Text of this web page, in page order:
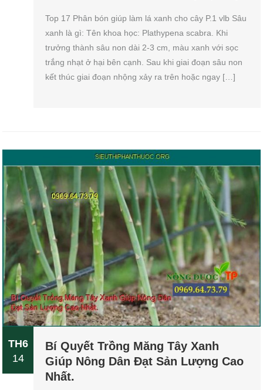
Top 17 Phân bón giúp làm lá xanh cho cây P.1 vlb Sâu
xanh là gì: Tên khoa học: Plathypena scabra. Khi
trưởng thành sâu non dài 2-3 cm, màu xanh với sọc
trắng nhạt ở hại bên cạnh. Sau khi giai đoạn sâu non
kết thúc giai đoạn nhộng xảy ra trên hoặc ngay […]
TH6
14
Bí Quyết Trồng Măng Tây Xanh
Giúp Nông Dân Đạt Sản Lượng Cao
Nhất.